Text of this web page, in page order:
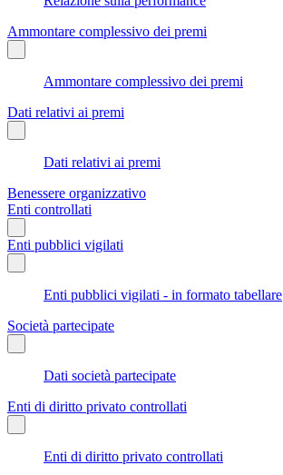
Ammontare complessivo dei premi
Ammontare complessivo dei premi
Dati relativi ai premi
Dati relativi ai premi
Benessere organizzativo
Enti controllati
Enti pubblici vigilati
Enti pubblici vigilati - in formato tabellare
Società partecipate
Dati società partecipate
Enti di diritto privato controllati
Enti di diritto privato controllati